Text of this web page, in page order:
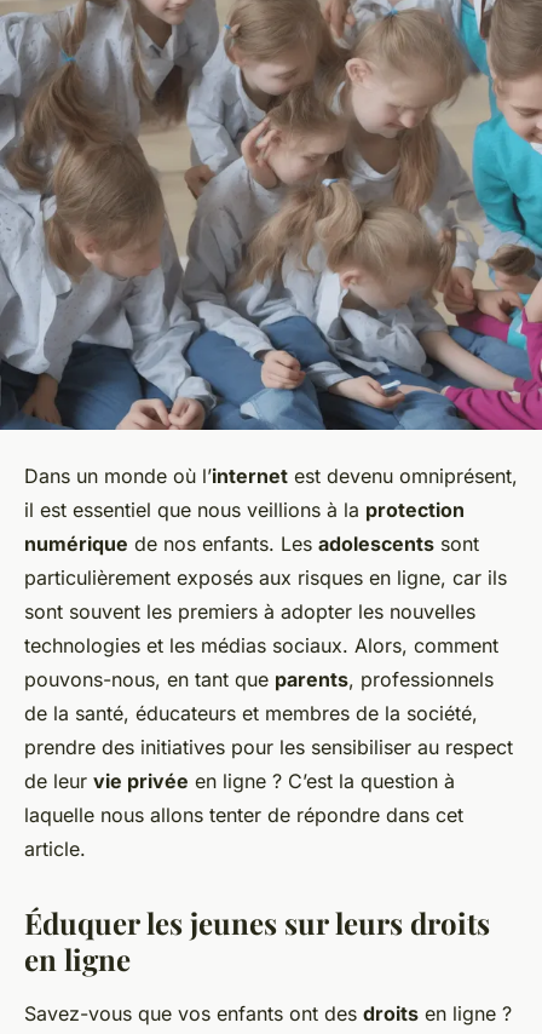
Dans un monde où l’internet est devenu omniprésent,
il est essentiel que nous veillions à la protection
numérique de nos enfants. Les adolescents sont
particulièrement exposés aux risques en ligne, car ils
sont souvent les premiers à adopter les nouvelles
technologies et les médias sociaux. Alors, comment
pouvons-nous, en tant que parents, professionnels
de la santé, éducateurs et membres de la société,
prendre des initiatives pour les sensibiliser au respect
de leur vie privée en ligne ? C’est la question à
laquelle nous allons tenter de répondre dans cet
article.
Éduquer les jeunes sur leurs droits
en ligne
Savez-vous que vos enfants ont des droits en ligne ?